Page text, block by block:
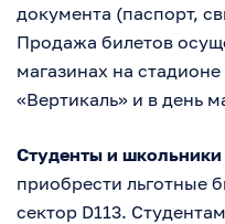
документа (паспорт,
Продажа билетов
магазинах на
«Вертикаль» и в день
Студенты и школьники
приобрести льготные
сектор D113.